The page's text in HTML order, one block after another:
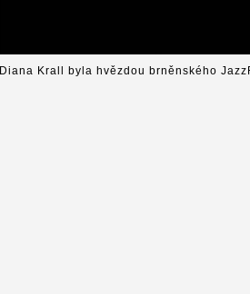
Diana Krall byla hvězdou brněnského